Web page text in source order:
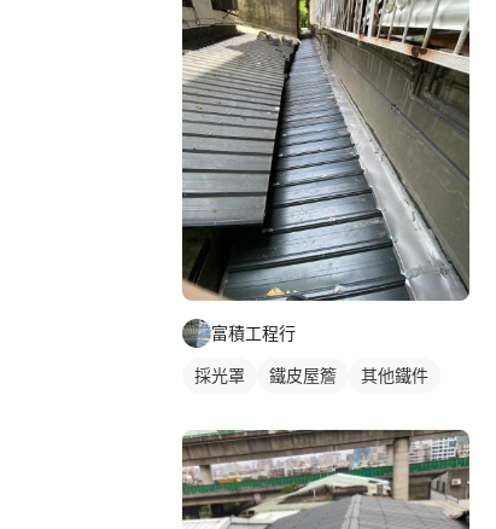
富積工程行
採光罩 鐵皮屋簷 其他鐵件